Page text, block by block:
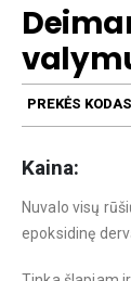
PREKĖS KODAS
Kaina:
Nuvalo visų
epoksidinę